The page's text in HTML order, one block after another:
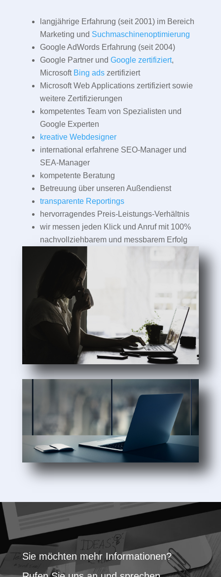
langjährige Erfahrung (seit 2001) im Bereich
Marketing und Suchmaschinenoptimierung
Google AdWords Erfahrung (seit 2004)
Google Partner und Google zertifiziert,
Microsoft Bing adszertifiziert
Microsoft Web Applications zertifiziert sowie
weitere Zertifizierungen
kompetentes Team von Spezialisten und
Google Experten
kreative Webdesigner
international erfahrene SEO-Manager und
SEA-Manager
kompetente Beratung
Betreuung über unseren Außendienst
transparente Reportings
hervorragendes Preis-Leistungs-Verhältnis
wir messen jeden Klick und Anruf mit 100%
nachvollziehbarem und messbarem Erfolg
Sie möchten mehr Informationen?